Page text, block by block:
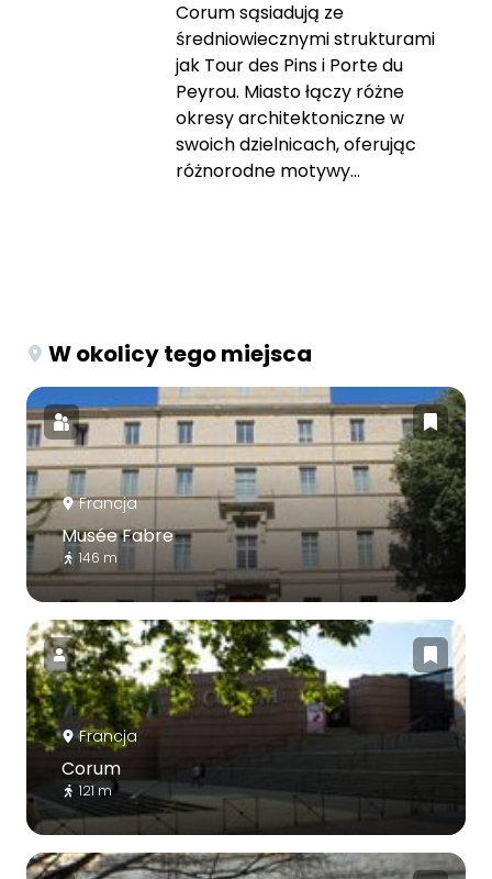
Corum sąsiadują ze
średniowiecznymi strukturami
jak Tour des Pins i Porte du
Peyrou. Miasto łączy różne
okresy architektoniczne w
swoich dzielnicach, oferując
różnorodne motywy...
W okolicy tego miejsca
Francja
Musée Fabre
146 m
Francja
Corum
121 m